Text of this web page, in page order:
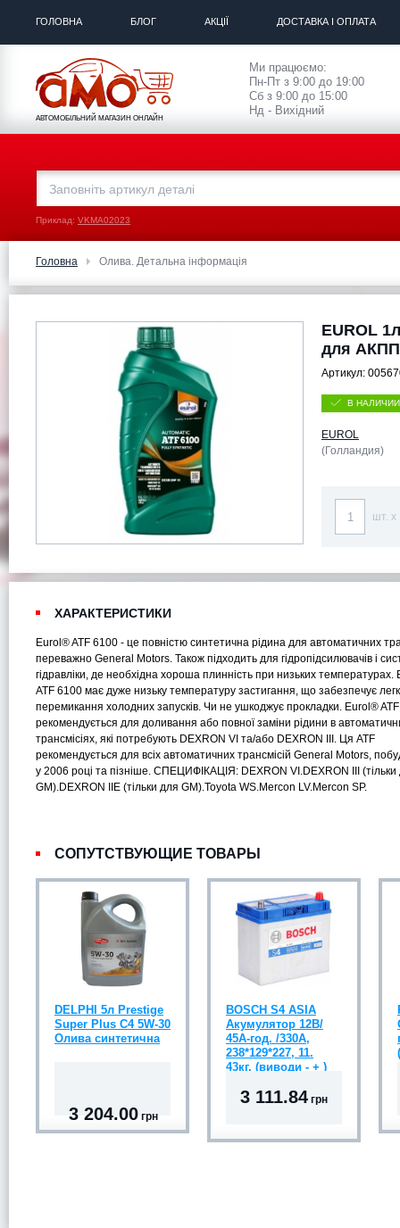
ГОЛОВНА БЛОГ АКЦІЇ ДОСТАВКА І ОПЛАТА
АВТОМОБІЛЬНИЙ МАГАЗИН ОНЛАЙН
Ми працюємо:
Пн-Пт з 9:00 до 19:00
Сб з 9:00 до 15:00
Нд - Вихідний
Приклад: VKMA02023
Головна Олива. Детальна інформація
EUROL
для АКПП
Артикул:
В НАЛИЧИИ
EUROL
(Голландия)
шт. x
ХАРАКТЕРИСТИКИ
Eurol® ATF 6100 - це повністю синтетична рідина для автоматичних
переважно General Motors. Також підходить для гідропідсилювачів і
гідравліки, де необхідна хороша плинність при низьких температурах.
ATF 6100 має дуже низьку температуру застигання, що забезпечує
перемикання холодних запусків. Чи не ушкоджує прокладки. Eurol®
рекомендується для доливання або повної заміни рідини в
трансмісіях, які потребують DEXRON VI та/або DEXRON III. Ця ATF
рекомендується для всіх автоматичних трансмісій General Motors,
у 2006 році та пізніше. СПЕЦИФІКАЦІЯ: DEXRON VI.DEXRON III (тільки
GM).DEXRON IIE (тільки для GM).Toyota WS.Mercon LV.Mercon SP.
СОПУТСТВУЮЩИЕ ТОВАРЫ
DELPHI 5л Prestige
Super Plus C4 5W-30
Олива синтетична
3 204.00 грн
BOSCH S4 ASIA
Акумулятор 12В/
45А-год. /330А,
238*129*227, 11.
43кг, (виводи - + )
3 111.84 грн